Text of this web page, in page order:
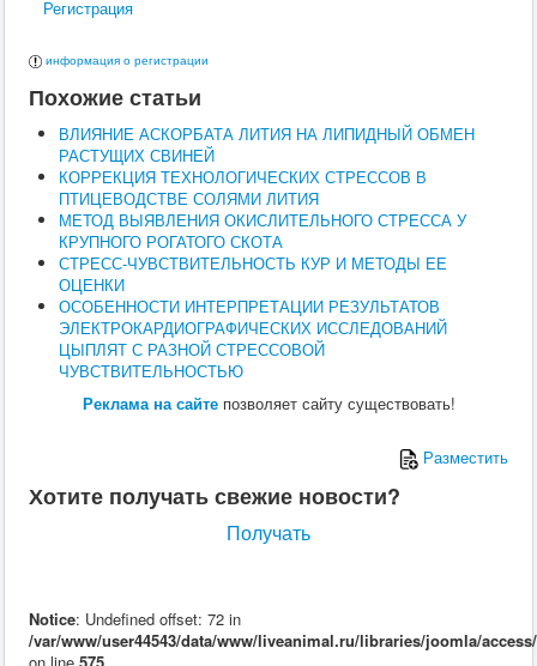
Поведение
Кошки
Ветеринария
Хирургия
Терапия
Заразные заболевания
Инфекционные заболевания
Инвазионные заболевания
Кормление
Поведение
Воспроизводство
Птицы
Ветеринария
Анатомия и физиология
Разведение
Воспроизводство
Рыбы
Кролики
Экзотические животные
Ветеринария
Ветеринария
Регистрация
информация о регистрации
Похожие статьи
ВЛИЯНИЕ АСКОРБАТА ЛИТИЯ НА ЛИПИДНЫЙ ОБМЕН
РАСТУЩИХ СВИНЕЙ
КОРРЕКЦИЯ ТЕХНОЛОГИЧЕСКИХ СТРЕССОВ В
ПТИЦЕВОДСТВЕ СОЛЯМИ ЛИТИЯ
МЕТОД ВЫЯВЛЕНИЯ ОКИСЛИТЕЛЬНОГО СТРЕССА У
КРУПНОГО РОГАТОГО СКОТА
СТРЕСС-ЧУВСТВИТЕЛЬНОСТЬ КУР И МЕТОДЫ ЕЕ
ОЦЕНКИ
ОСОБЕННОСТИ ИНТЕРПРЕТАЦИИ РЕЗУЛЬТАТОВ
ЭЛЕКТРОКАРДИОГРАФИЧЕСКИХ ИССЛЕДОВАНИЙ
ЦЫПЛЯТ С РАЗНОЙ СТРЕССОВОЙ
ЧУВСТВИТЕЛЬНОСТЬЮ
Реклама на сайтепозволяет сайту существовать!
Разместить
Хотите получать свежие новости?
Получать
Notice: Undefined offset: 72 in
/var/www/user44543/data/www/liveanimal.ru/libraries/joomla/